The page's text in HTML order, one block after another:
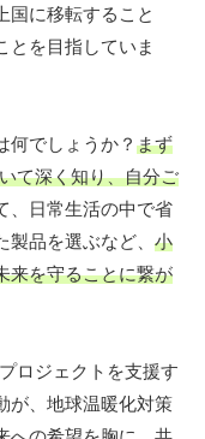
国に移転すること
とを目指していま
何でしょうか？ まず
て深く知り、自分ご
、日常生活の中で省
品を選ぶなど、 小
来を守ることに繋が
ロジェクトを支援す
が、地球温暖化対策